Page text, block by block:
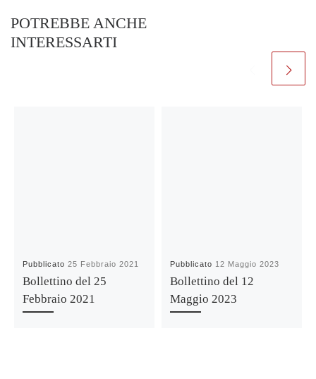
POTREBBE ANCHE
INTERESSARTI
Pubblicato25 Febbraio 2021
Bollettino del 25
Febbraio 2021
Pubblicato 12 Maggio 2023
Bollettino del 12
Maggio 2023